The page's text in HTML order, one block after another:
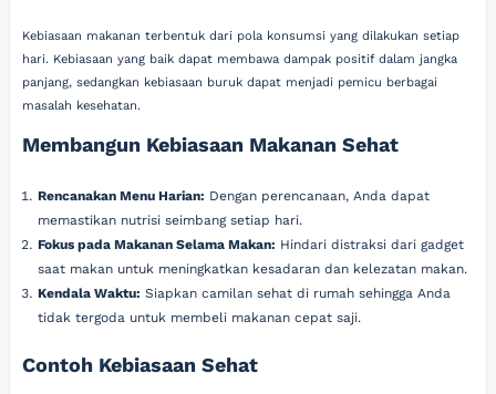
Kebiasaan makanan terbentuk dari pola konsumsi yang dilakukan setiap
hari. Kebiasaan yang baik dapat membawa dampak positif dalam jangka
panjang, sedangkan kebiasaan buruk dapat menjadi pemicu berbagai
masalah kesehatan.
Membangun Kebiasaan Makanan Sehat
Rencanakan Menu Harian: Dengan perencanaan, Anda dapat
memastikan nutrisi seimbang setiap hari.
Fokus pada Makanan Selama Makan: Hindari distraksi dari gadget
saat makan untuk meningkatkan kesadaran dan kelezatan makan.
Kendala Waktu: Siapkan camilan sehat di rumah sehingga Anda
tidak tergoda untuk membeli makanan cepat saji.
Contoh Kebiasaan Sehat